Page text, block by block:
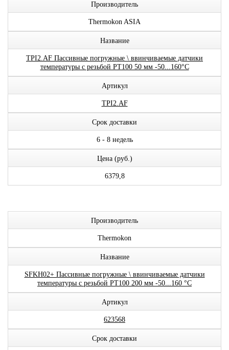
Производитель
Thermokon ASIA
Название
TPI2.AF Пассивные погружные \ ввинчиваемые датчики
температуры с резьбой PT100 50 мм -50...160°C
Артикул
TPI2.AF
Срок доставки
6 - 8 недель
Цена (руб.)
6379,8
Производитель
Thermokon
Название
SFKH02+ Пассивные погружные \ ввинчиваемые датчики
температуры с резьбой PT100 200 мм -50...160 °C
Артикул
623568
Срок доставки